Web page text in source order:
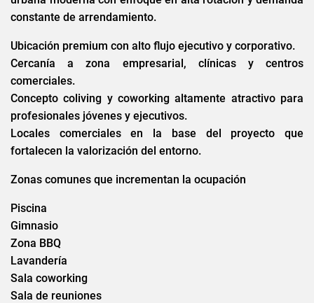
constante de arrendamiento.
Ubicación premium con alto flujo ejecutivo y corporativo.
Cercanía a zona empresarial, clínicas y centros
comerciales.
Concepto coliving y coworking altamente atractivo para
profesionales jóvenes y ejecutivos.
Locales comerciales en la base del proyecto que
fortalecen la valorización del entorno.
Zonas comunes que incrementan la ocupación
Piscina
Gimnasio
Zona BBQ
Lavandería
Sala coworking
Sala de reuniones